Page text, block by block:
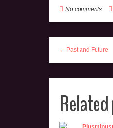
No comments
← Past and Future